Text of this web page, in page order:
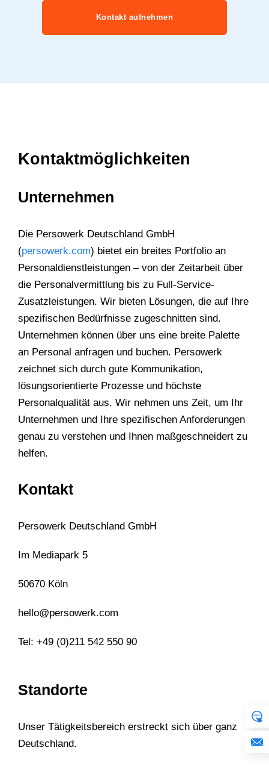
Kontakt aufnehmen
Kontaktmöglichkeiten
Unternehmen
Die Persowerk Deutschland GmbH
(persowerk.com) bietet ein breites Portfolio an
Personaldienstleistungen – von der Zeitarbeit über
die Personalvermittlung bis zu Full-Service-
Zusatzleistungen. Wir bieten Lösungen, die auf Ihre
spezifischen Bedürfnisse zugeschnitten sind.
Unternehmen können über uns eine breite Palette
an Personal anfragen und buchen. Persowerk
zeichnet sich durch gute Kommunikation,
lösungsorientierte Prozesse und höchste
Personalqualität aus. Wir nehmen uns Zeit, um Ihr
Unternehmen und Ihre spezifischen Anforderungen
genau zu verstehen und Ihnen maßgeschneidert zu
helfen.
Kontakt
Persowerk Deutschland GmbH
Im Mediapark 5
50670 Köln
hello@persowerk.com
Tel: +49 (0)211 542 550 90
Standorte
Unser Tätigkeitsbereich erstreckt sich über ganz
Deutschland.